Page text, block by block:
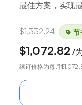
最佳方案，实现
$1,332.24
$1,072.82 /
续订价格为每月